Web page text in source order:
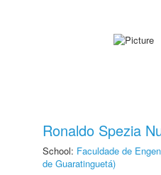
Ronaldo Spezia
School: Faculdade de
de Guaratinguetá)